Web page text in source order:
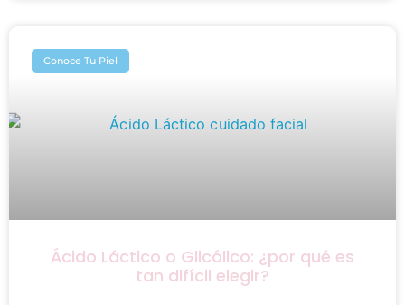
Conoce Tu Piel
Ácido Láctico o Glicólico: ¿por qué es
tan difícil elegir?